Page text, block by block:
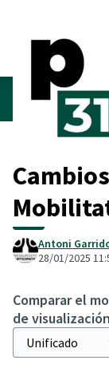
Pla de Mobilitat
Antoni
28/01/2025
Comparar el
de